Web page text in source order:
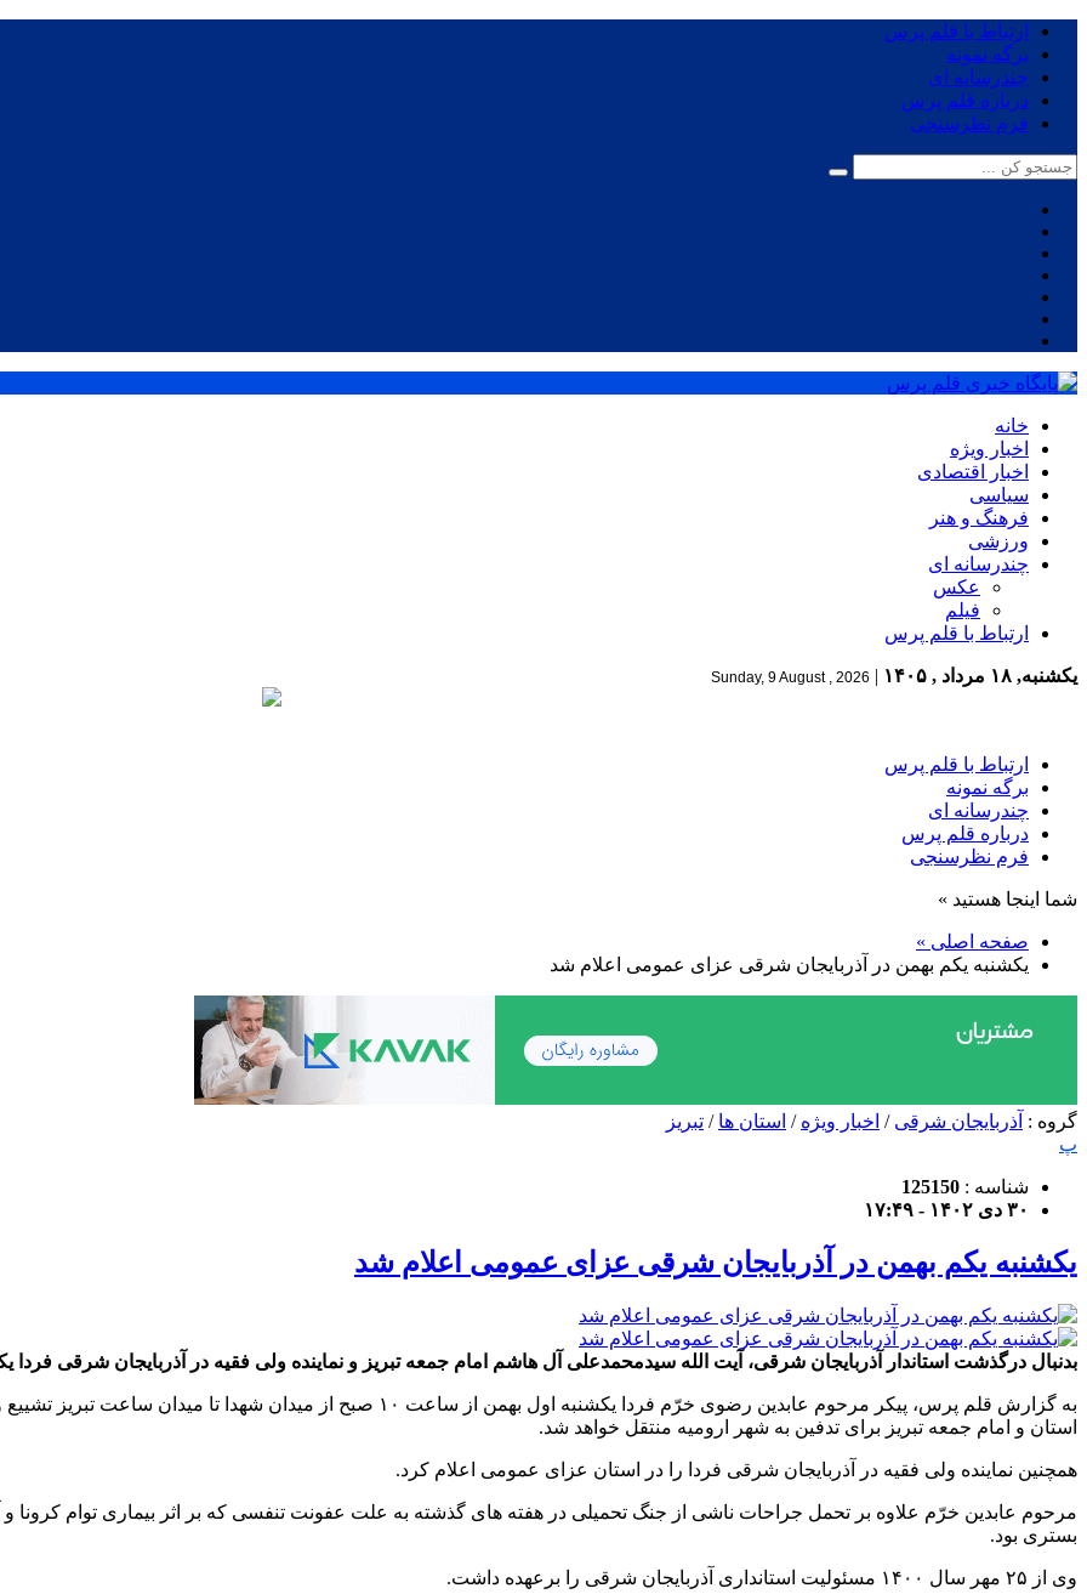
ارتباط با قلم پرس
برگه نمونه
چندرسانه ای
درباره قلم پرس
فرم نظرسنجی
خانه
اخبار ویژه
اخبار اقتصادی
سیاسی
فرهنگ و هنر
ورزشی
چندرسانه ای
عکس
فیلم
ارتباط با قلم پرس
یکشنبه, ۱۸ مرداد , ۱۴۰۵ |
Sunday, 9 August , 2026
ارتباط با قلم پرس
برگه نمونه
چندرسانه ای
درباره قلم پرس
فرم نظرسنجی
شما اینجا هستید »
صفحه اصلی »
یکشنبه یکم بهمن در آذربایجان شرقی عزای عمومی اعلام شد
گروه : آذربایجان شرقی / اخبار ویژه / استان ها / تبریز
پ
شناسه : 125150
۳۰ دی ۱۴۰۲ - ۱۷:۴۹
یکشنبه یکم بهمن در آذربایجان شرقی عزای عمومی اعلام شد
بدنبال درگذشت استاندار آذربایجان شرقی، آیت الله سیدمحمدعلی آل هاشم امام جمعه تبریز و نماینده ولی فقیه در آذربایجان شرقی فردا یکشنبه یکم 1402 را در استان عزای
به گزارش قلم پرس، پیکر مرحوم عابدین رضوی خرّم فردا یکشنبه اول بهمن از ساعت
استان و امام جمعه تبریز برای تدفین به شهر ارومیه منتقل خواهد شد.
همچنین نماینده ولی فقیه در آذربایجان شرقی فردا را در استان عزای عمومی اعلام کرد.
مرحوم عابدین خرّم علاوه بر تحمل جراحات ناشی از جنگ تحمیلی در هفته های گذشته به علت عفونت تنفسی که بر اثر بیماری توام کرونا و
بستری بود.
وی از ۲۵ مهر سال ۱۴۰۰ مسئولیت استانداری آذربایجان شرقی را برعهده داشت.